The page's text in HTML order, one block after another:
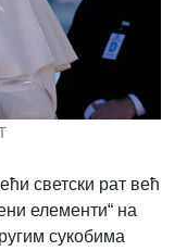
светски рат већ
елементи“ на
сукобима